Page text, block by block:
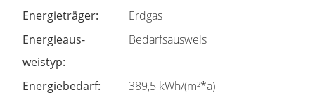
Ener­gie­träger:
Erdgas
Ener­gie­aus­
weistyp:
Bedarfs­aus­weis
Ener­gie­be­darf:
389,5 kWh/(m²*a)